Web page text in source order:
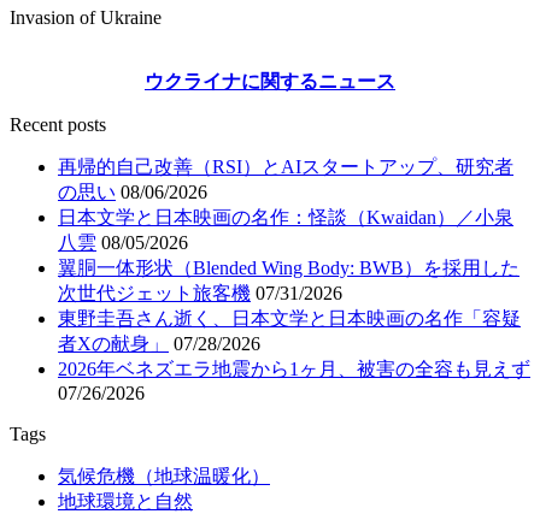
Invasion of Ukraine
ウクライナに関するニュース
Recent posts
再帰的自己改善（RSI）とAIスタートアップ、研究者
の思い 08/06/2026
日本文学と日本映画の名作：怪談（Kwaidan）／小泉
八雲 08/05/2026
翼胴一体形状（Blended Wing Body: BWB）を採用した
次世代ジェット旅客機 07/31/2026
東野圭吾さん逝く、日本文学と日本映画の名作「容疑
者Xの献身」
07/28/2026
2026年ベネズエラ地震から1ヶ月、被害の全容も見えず
07/26/2026
Tags
気候危機（地球温暖化）
地球環境と自然